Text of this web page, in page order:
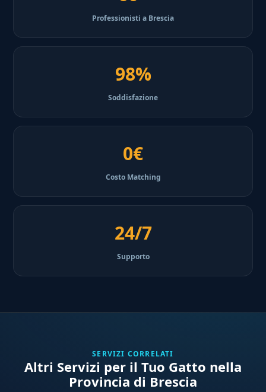
Professionisti a Brescia
98%
Soddisfazione
0€
Costo Matching
24/7
Supporto
SERVIZI CORRELATI
Altri Servizi per il Tuo Gatto nella
Provincia di Brescia